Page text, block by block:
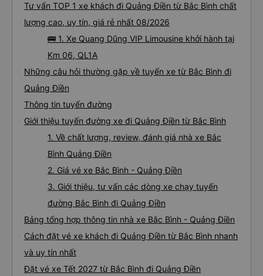
Tư vấn TOP 1 xe khách đi Quảng Điền từ Bắc Bình chất
lượng cao, uy tín, giá rẻ nhất 08/2026
🚌 1. Xe Quang Dũng VIP Limousine khởi hành tại
Km 06, QL1A
Những câu hỏi thường gặp về tuyến xe từ Bắc Bình đi
Quảng Điền
Thông tin tuyến đường
Giới thiệu tuyến đường xe đi Quảng Điền từ Bắc Bình
1. Về chất lượng, review, đánh giá nhà xe Bắc
Bình Quảng Điền
2. Giá vé xe Bắc Bình - Quảng Điền
3. Giới thiệu, tư vấn các dòng xe chạy tuyến
đường Bắc Bình đi Quảng Điền
Bảng tổng hợp thông tin nhà xe Bắc Bình - Quảng Điền
Cách đặt vé xe khách đi Quảng Điền từ Bắc Bình nhanh
và uy tín nhất
Đặt vé xe Tết 2027 từ Bắc Bình đi Quảng Điền